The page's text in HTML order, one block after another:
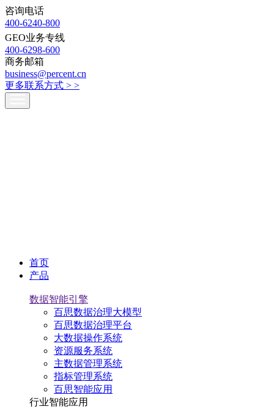
咨询电话
400-6240-800
GEO业务专线
400-6298-600
商务邮箱
business@percent.cn
更多联系方式 > >
首页
产品
数据智能引擎
百思数据治理大模型
百思数据治理平台
大数据操作系统
资源服务系统
主数据管理系统
指标管理系统
百思智能应用
行业智能应用